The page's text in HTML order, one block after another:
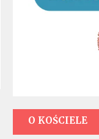
O KOŚCIELE